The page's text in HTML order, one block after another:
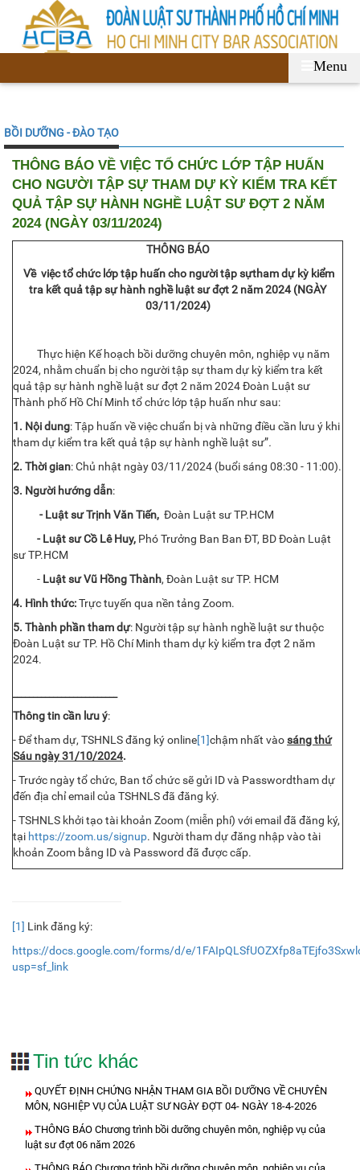
Menu
BỒI DƯỠNG - ĐÀO TẠO
THÔNG BÁO VỀ VIỆC TỔ CHỨC LỚP TẬP HUẤN
CHO NGƯỜI TẬP SỰ THAM DỰ KỲ KIỂM TRA KẾT
QUẢ TẬP SỰ HÀNH NGHỀ LUẬT SƯ ĐỢT 2 NĂM
2024 (NGÀY 03/11/2024)
THÔNG BÁO
Về việc tổ chức lớp tập huấn cho người tập sựtham dự kỳ kiểm
tra kết quả tập sự hành nghề luật sư đợt2 năm 2024 (NGÀY
03/11/2024)
Thực hiện Kế hoạch bồi dưỡng chuyên môn, nghiệp vụ năm
2024, nhằm chuẩn bị cho người tập sự tham dự kỳ kiểm tra kết
quả tập sự hành nghề luật sư đợt 2 năm 2024 Đoàn Luật sư
Thành phố Hồ Chí Minh tổ chức lớp tập huấn như sau:
1. Nội dung: Tập huấn về việc chuẩn bị và những điều cần lưu ý khi
tham dự kiểm tra kết quả tập sự hành nghề luật sư”.
2. Thời gian: Chủ nhật ngày 03/11/2024 (buổi sáng 08:30 - 11:00).
3. Người hướng dẫn:
- Luật sư Trịnh Văn Tiến, Đoàn Luật sư TP.HCM
- Luật sư Cồ Lê Huy, Phó Trưởng Ban Ban ĐT, BD Đoàn Luật
sư TP.HCM
- Luật sư Vũ Hồng Thành, Đoàn Luật sư TP. HCM
4. Hình thức:Trực tuyến qua nền tảng Zoom.
5. Thành phần tham dự: Người tập sự hành nghề luật sư thuộc
Đoàn Luật sư TP. Hồ Chí Minh tham dự kỳ kiểm tra đợt 2 năm
2024.
__________________________
Thông tin cần lưu ý:
- Để tham dự, TSHNLS đăng ký online[1]chậm nhất vàosáng thứ
Sáu ngày 31/10/2024.
- Trước ngày tổ chức, Ban tổ chức sẽ gửi ID và Passwordtham dự
đến địa chỉ email của TSHNLS đã đăng ký.
- TSHNLS khởi tạo tài khoản Zoom (miễn phí) với email đã đăng ký,
tại https://zoom.us/signup. Người tham dự đăng nhập vào tài
khoản Zoom bằng ID và Password đã được cấp.
[1] Link đăng ký:
https://docs.google.com/forms/d/e/
usp=sf_link
Tin tức khác
QUYẾT ĐỊNH CHỨNG NHẬN THAM GIA BỒI DƯỠNG VỀ CHUYÊN
MÔN, NGHIỆP VỤ CỦA LUẬT SƯ NGÀY ĐỢT 04- NGÀY 18-4-2026
THÔNG BÁO Chương trình bồi dưỡng chuyên môn, nghiệp vụ của
luật sư đợt 06 năm 2026